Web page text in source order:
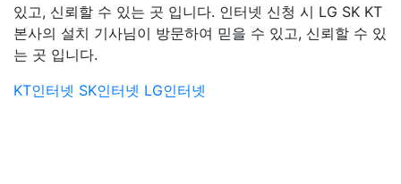
있고, 신뢰할 수 있는 곳 입니다. 인터넷 신청 시 LG SK KT
본사의 설치 기사님이 방문하여 믿을 수 있고, 신뢰할 수 있
는 곳 입니다.
KT인터넷 SK인터넷 LG인터넷